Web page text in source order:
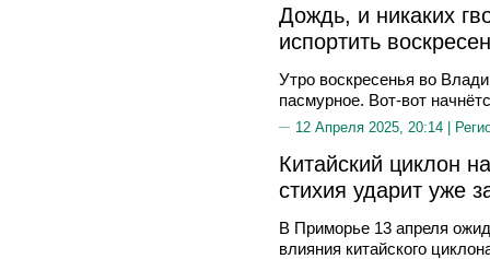
Дождь, и никаких
испортить
Утро воскресенья во
пасмурное. Вот-вот
12 Апреля 2025, 20:14 |
Китайский циклон
стихия ударит уже
В Приморье 13 апреля
влияния китайского